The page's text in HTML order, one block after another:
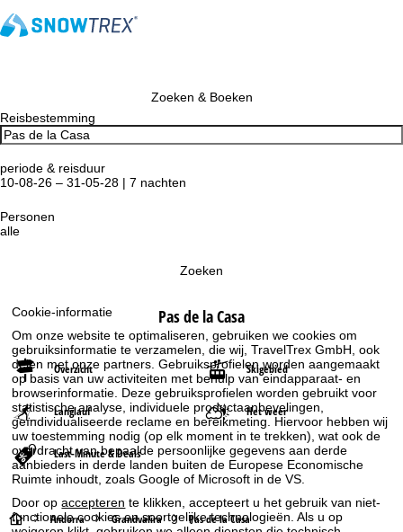
Cookie-informatie
Om onze website te optimaliseren, gebruiken we cookies om
gebruiksinformatie te verzamelen, die wij, TravelTrex GmbH, ook
delen met onze partners. Gebruiksprofielen worden aangemaakt
op basis van uw activiteiten met behulp van eindapparaat- en
browserinformatie. Deze gebruiksprofielen worden gebruikt voor
statistische analyse, individuele productaanbevelingen,
geïndividualiseerde reclame en bereikmeting. Hiervoor hebben wij
uw toestemming nodig (op elk moment in te trekken), wat ook de
overdracht van bepaalde persoonlijke gegevens aan derde
aanbieders in derde landen buiten de Europese Economische
Ruimte inhoudt, zoals Google of Microsoft in de VS.
Door opaccepteren te klikken, accepteert u het gebruik van niet-
functionele cookies en soortgelijke technologieën. Als u op
Zoeken & Boeken
Reisbestemming
periode & reisduur
10-08-26 – 31-05-28 | 7 nachten
Personen
alle
Zoeken
Pas de la Casa
Overzicht Skigebied
Langlauf Het weer
Last-Minute & Deals
S Andorra Grandvalira Pas de la Casa